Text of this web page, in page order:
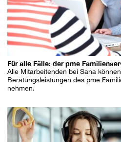
Für alle Fälle: der pme
Alle Mitarbeitenden bei Sana
Beratungsleistungen des pme
nehmen.